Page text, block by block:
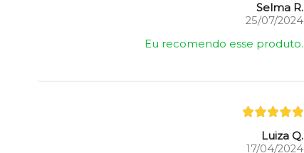
Selma R.
25/07/2024
Eu recomendo esse produto.
Luiza Q.
17/04/2024